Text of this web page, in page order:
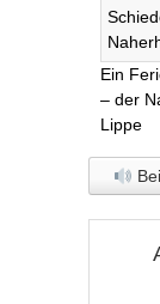
Ein
– der
Lippe